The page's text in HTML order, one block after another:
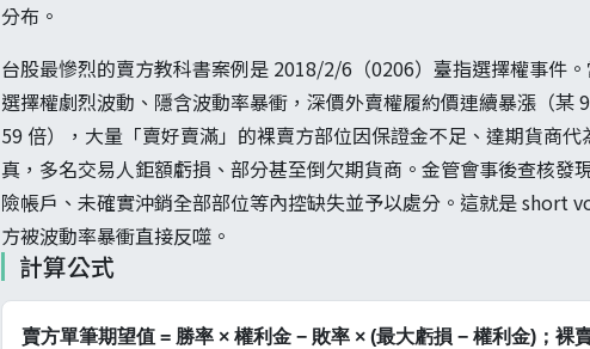
分布。
台股最慘烈的賣方教科書案例是 2018/2/6（0206）臺指選擇權事件
選擇權劇烈波動、隱含波動率暴衝，深價外賣權履約價連續暴漲（某
59 倍），大量「賣好賣滿」的裸賣方部位因保證金不足、達期貨商
真，多名交易人鉅額虧損、部分甚至倒欠期貨商。金管會事後查核發
險帳戶、未確實沖銷全部部位等內控缺失並予以處分。這就是 short
方被波動率暴衝直接反噬。
計算公式
賣方單筆期望值 = 勝率 × 權利金 − 敗率 × (最大虧損 − 權利金)；裸